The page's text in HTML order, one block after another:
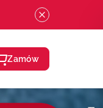
Zamów